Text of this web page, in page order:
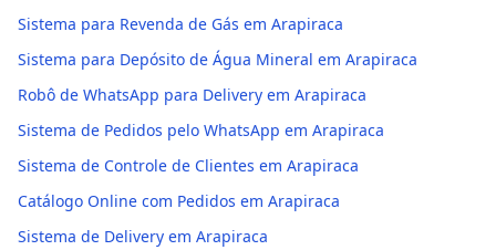
Sistema para Revenda de Gás em Arapiraca
Sistema para Depósito de Água Mineral em Arapiraca
Robô de WhatsApp para Delivery em Arapiraca
Sistema de Pedidos pelo WhatsApp em Arapiraca
Sistema de Controle de Clientes em Arapiraca
Catálogo Online com Pedidos em Arapiraca
Sistema de Delivery em Arapiraca